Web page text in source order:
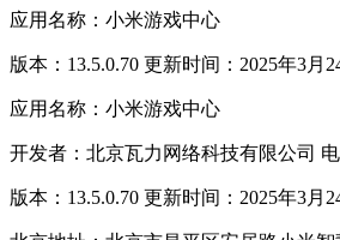
应用名称：小米游戏中心
版本：13.5.0.70 更新时间：2025年3月
应用名称：小米游戏中心
开发者：北京瓦力网络科技有限公司 电
版本：13.5.0.70 更新时间：2025年3月